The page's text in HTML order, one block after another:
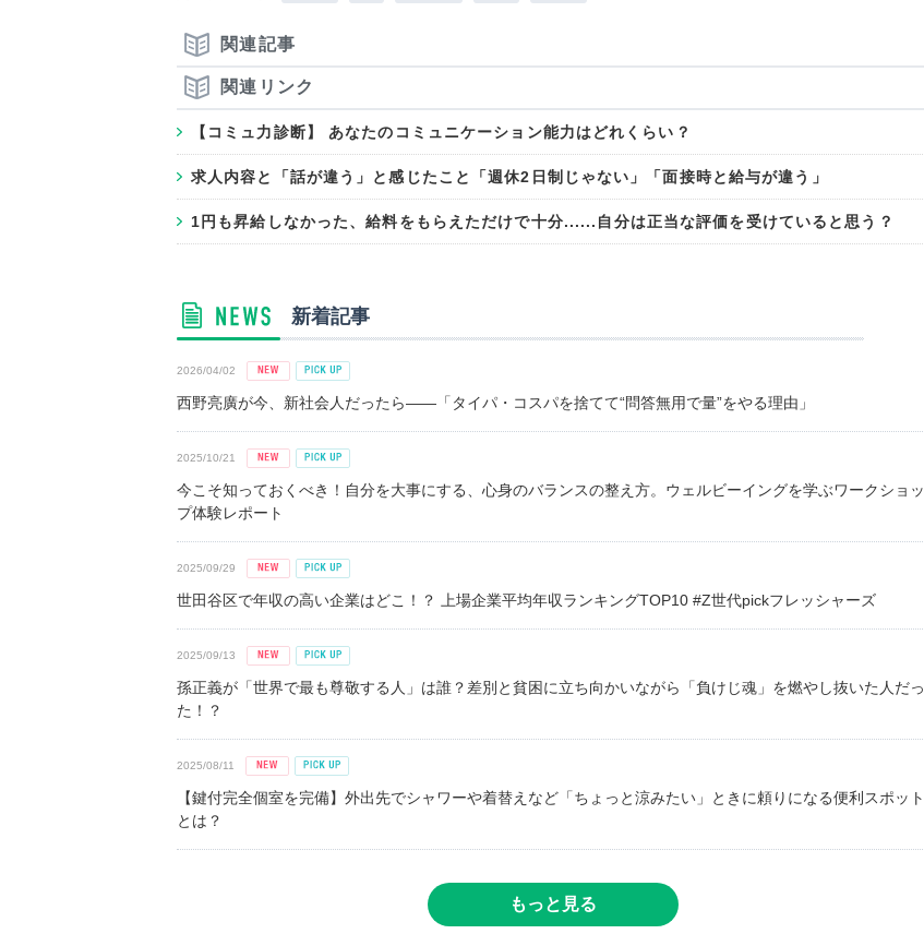
関連記事
関連リンク
【コミュ力診断】 あなたのコミュニケーション能力はどれくらい？
求人内容と「話が違う」と感じたこと「週休2日制じゃない」「面接時と給与が違う」
1円も昇給しなかった、給料をもらえただけで十分......自分は正当な評価を受けていると思う？
新着記事
2026/04/02
西野亮廣が今、新社会人だったら――「タイパ・コスパを捨てて“問答無用で量”をやる理由」
2025/10/21
今こそ知っておくべき！自分を大事にする、心身のバランスの整え方。ウェルビーイングを学ぶワークショッ
プ体験レポート
2025/09/29
世田谷区で年収の高い企業はどこ！？ 上場企業平均年収ランキングTOP10 #Z世代pickフレッシャーズ
2025/09/13
孫正義が「世界で最も尊敬する人」は誰？差別と貧困に立ち向かいながら「負けじ魂」を燃やし抜いた人だっ
た！？
2025/08/11
【鍵付完全個室を完備】外出先でシャワーや着替えなど「ちょっと涼みたい」ときに頼りになる便利スポット
とは？
もっと見る